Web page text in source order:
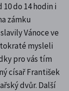
do 14 hodin i
zámku
Vánoce ve
mysleli
pro vás tím
císař František
dvůr. Další